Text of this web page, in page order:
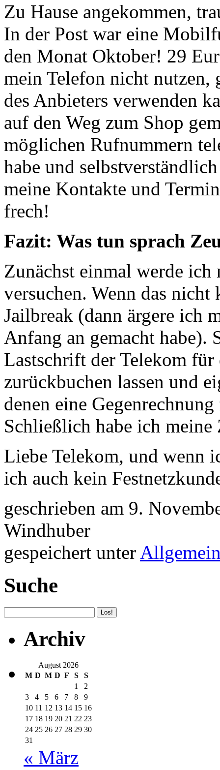
Zu Hause angekommen,
In der Post war eine
den Monat Oktober! 29
mein Telefon nicht nutzen,
des Anbieters verwenden
auf den Weg zum Shop
möglichen Rufnummern
habe und
meine Kontakte und
frech!
Fazit: Was tun sprach
Zunächst einmal werde
versuchen. Wenn das
Jailbreak (dann ärgere ich
Anfang an gemacht habe).
Lastschrift der Telekom
zurückbuchen lassen und
denen eine
Schließlich habe ich
Liebe Telekom, und wenn
ich auch kein
geschrieben am 9.
Windhuber
gespeichert unter
Suche
Archiv
August 2026
M D M D F S
S
1
2
3
4 5 6 7 8
9
10 11 12 13 14 15 16
17 18 19 20 21 22 23
24 25 26 27 28 29 30
31
« März